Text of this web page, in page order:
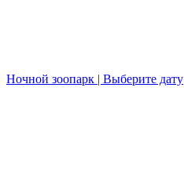
Ночной зоопарк | Выберите дату